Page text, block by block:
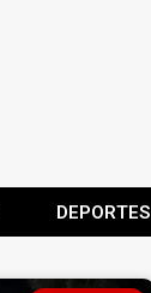
DEPORTES